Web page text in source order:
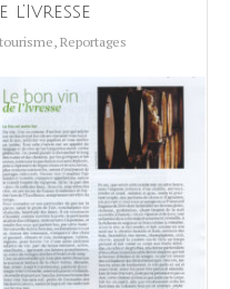
l’Ivresse
, Reportages